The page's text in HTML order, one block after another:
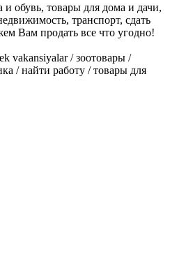
обувь, товары для дома и дачи,
транспорт, сдать
Вам продать все что угодно!
vakansiyalar / зоотовары /
/ найти работу / товары для